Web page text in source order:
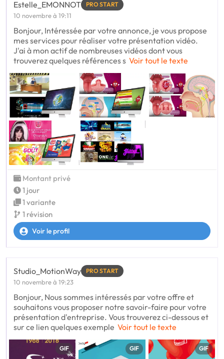
Estelle_EMONNOT PRO START
10 novembre à 19:11
Bonjour, Intéressée par votre annonce, je vous propose
mes services pour réaliser votre présentation vidéo.
J'ai à mon actif de nombreuses vidéos dont vous
trouverez quelques références s Voir tout le texte
Montant privé
1 jour
1 variante
1 révision
Voir le profil
Studio_MotionWay PRO START
10 novembre à 19:23
Bonjour, Nous sommes intéressés par votre offre et
souhaitons vous proposer notre savoir-faire pour votre
présentation d'entreprise. Vous trouverez ci-dessous et
sur ce lien quelques exemple Voir tout le texte
GIF GIF GIF